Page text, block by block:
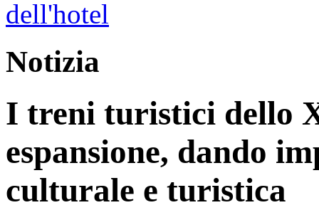
Notizia
I treni turistici dello
espansione, dando
culturale e turistica